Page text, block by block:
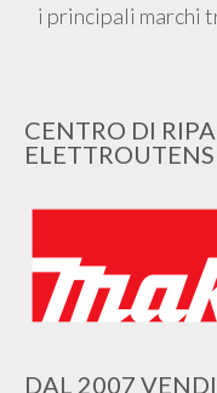
i principali marchi
CENTRO DI
DAL 2007